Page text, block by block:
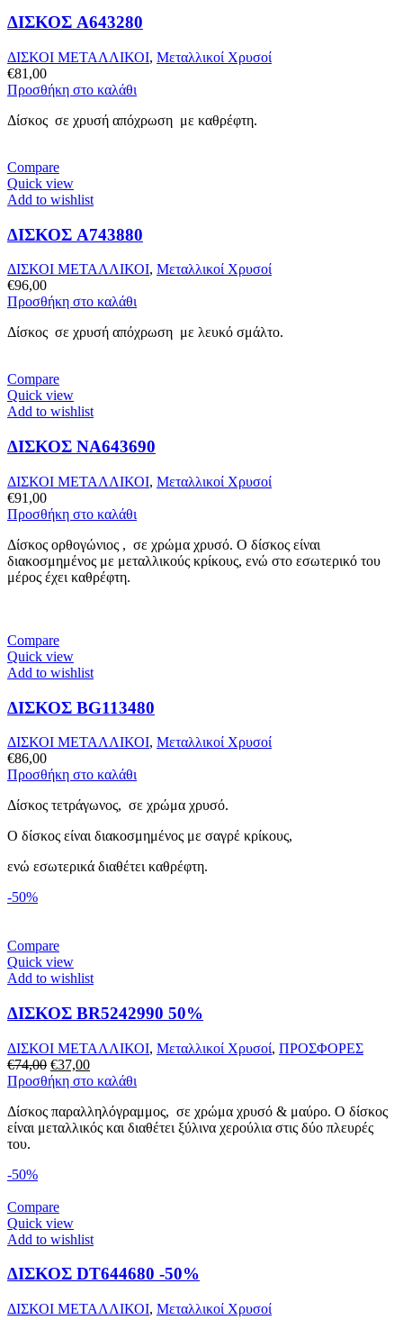
ΔΙΣΚΟΣ A643280
ΔΙΣΚΟΙ ΜΕΤΑΛΛΙΚΟΙ, Μεταλλικοί Χρυσοί
€81,00
Προσθήκη στο καλάθι
Δίσκος σε χρυσή απόχρωση με καθρέφτη.
Compare
Quick view
Add to wishlist
ΔΙΣΚΟΣ A743880
ΔΙΣΚΟΙ ΜΕΤΑΛΛΙΚΟΙ, Μεταλλικοί Χρυσοί
€96,00
Προσθήκη στο καλάθι
Δίσκος σε χρυσή απόχρωση με λευκό σμάλτο.
Compare
Quick view
Add to wishlist
ΔΙΣΚΟΣ NA643690
ΔΙΣΚΟΙ ΜΕΤΑΛΛΙΚΟΙ, Μεταλλικοί Χρυσοί
€91,00
Προσθήκη στο καλάθι
Δίσκος ορθογώνιος , σε χρώμα χρυσό. Ο δίσκος είναι
διακοσμημένος με μεταλλικούς κρίκους, ενώ στο εσωτερικό του
μέρος έχει καθρέφτη.
Compare
Quick view
Add to wishlist
ΔΙΣΚΟΣ BG113480
ΔΙΣΚΟΙ ΜΕΤΑΛΛΙΚΟΙ, Μεταλλικοί Χρυσοί
€86,00
Προσθήκη στο καλάθι
Δίσκος τετράγωνος, σε χρώμα χρυσό.
Ο δίσκος είναι διακοσμημένος με σαγρέ κρίκους,
ενώ εσωτερικά διαθέτει καθρέφτη.
-50%
Compare
Quick view
Add to wishlist
ΔΙΣΚΟΣ BR5242990 50%
ΔΙΣΚΟΙ ΜΕΤΑΛΛΙΚΟΙ, Μεταλλικοί Χρυσοί, ΠΡΟΣΦΟΡΕΣ
€74,00 Original
price
€74,00.
€37,00Η
τρέχουσα
είναι:
€37,00.
Προσθήκη στο καλάθι
Δίσκος παραλληλόγραμμος, σε χρώμα χρυσό & μαύρο. Ο δίσκος
είναι μεταλλικός και διαθέτει ξύλινα χερούλια στις δύο πλευρές
του.
-50%
Compare
Quick view
Add to wishlist
ΔΙΣΚΟΣ DT644680 -50%
ΔΙΣΚΟΙ ΜΕΤΑΛΛΙΚΟΙ, Μεταλλικοί Χρυσοί